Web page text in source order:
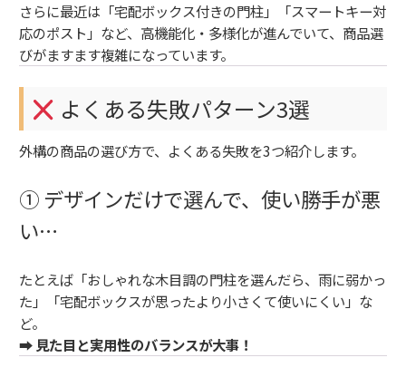
さらに最近は「宅配ボックス付きの門柱」「スマートキー対
応のポスト」など、高機能化・多様化が進んでいて、商品選
びがますます複雑になっています。
よくある失敗パターン3選
外構の商品の選び方で、よくある失敗を3つ紹介します。
① デザインだけで選んで、使い勝手が悪
い…
たとえば「おしゃれな木目調の門柱を選んだら、雨に弱かっ
た」「宅配ボックスが思ったより小さくて使いにくい」な
ど。
➡見た目と実用性のバランスが大事！